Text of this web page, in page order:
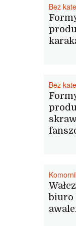
Bez
Bez
biuro